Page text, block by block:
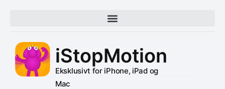
iStopMotion
Eksklusivt for iPhone, iPad og
Mac